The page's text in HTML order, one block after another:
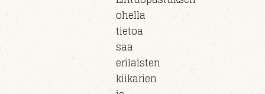
ohella
tietoa
saa
erilaisten
kiikarien